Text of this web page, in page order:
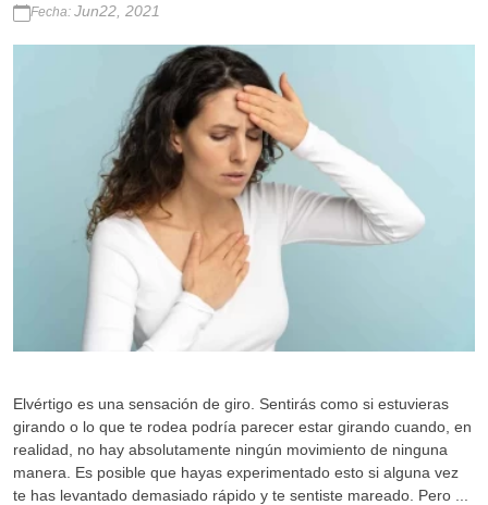
Fecha: Jun22, 2021
Elvértigo es una sensación de giro. Sentirás como si estuvieras
girando o lo que te rodea podría parecer estar girando cuando, en
realidad, no hay absolutamente ningún movimiento de ninguna
manera. Es posible que hayas experimentado esto si alguna vez
te has levantado demasiado rápido y te sentiste mareado. Pero ...